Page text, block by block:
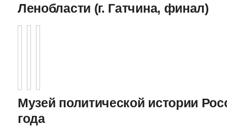
Ленобласти (г. Гатчина, финал)
Музей политической истории
года